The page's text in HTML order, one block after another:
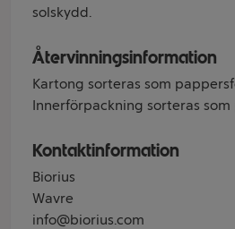
solskydd.
Återvinningsinformation
Kartong sorteras som
Innerförpackning sorteras
Kontaktinformation
Biorius
Wavre
info@biorius.com